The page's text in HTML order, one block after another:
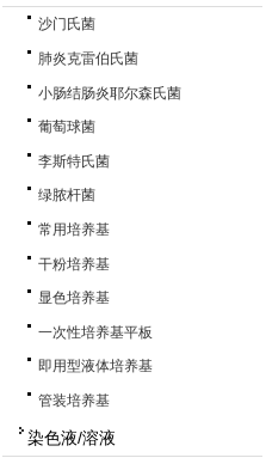
沙门氏菌
肺炎克雷伯氏菌
小肠结肠炎耶尔森氏菌
葡萄球菌
李斯特氏菌
绿脓杆菌
常用培养基
干粉培养基
显色培养基
一次性培养基平板
即用型液体培养基
管装培养基
染色液/溶液